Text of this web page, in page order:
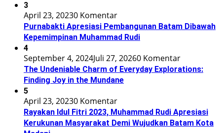
3
April 23, 20230 Komentar
Purnabakti Apresiasi Pembangunan Batam Dibawah
Kepemimpinan Muhammad Rudi
4
September 4, 2024Juli 27, 20260 Komentar
The Undeniable Charm of Everyday Explorations:
Finding Joy in the Mundane
5
April 23, 20230 Komentar
Rayakan Idul Fitri 2023, Muhammad Rudi Apresiasi
Kerukunan Masyarakat Demi Wujudkan Batam Kota